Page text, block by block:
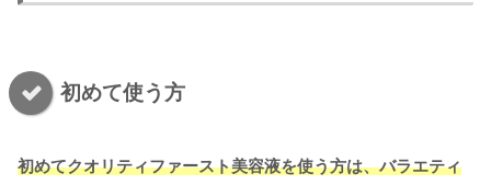
初めて使う方
初めてクオリティファースト美容液を使う方は、バラエティ